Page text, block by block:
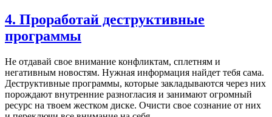
4. Проработай деструктивные
программы
Не отдавай свое внимание конфликтам, сплетням и
негативным новостям. Нужная информация найдет тебя сама.
Деструктивные программы, которые закладываются через них
порождают внутренние разногласия и занимают огромный
ресурс на твоем жестком диске. Очисти свое сознание от них